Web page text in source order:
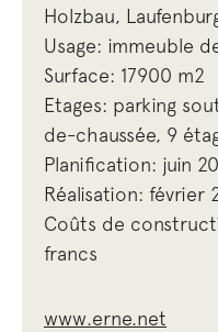
Holzbau,
Usage: immeuble
Surface: 17900 m2
Etages: parking
de-chaussée, 9
Planification: juin
Réalisation: février
Coûts de
francs
www.erne.net